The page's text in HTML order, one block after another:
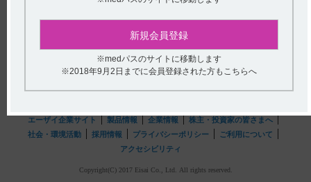
新規会員登録
※medパスのサイトに移動します
※2018年9月2日までに会員登録された方もこちらへ
hhcホットライン
フリーダイヤル0120-419-497
インターネットでのお問い合わせ
エーザイ企業サイト 製品情報 企業情報
株主・投資家の皆さまへ
社会・環境活動
採用情報 プライバシーポリシー
ご利用について
アクセシビリティ
Copyright(C) 2017 Eisai Co., Ltd. All rights reserved.